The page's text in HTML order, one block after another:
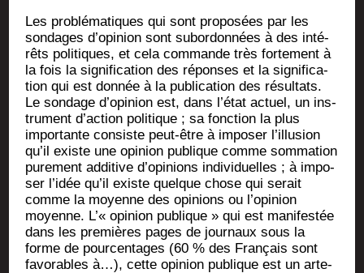
Les pro­blé­ma­tiques qui sont pro­po­sées par les
son­dages d’opinion sont subor­don­nées à des inté­
rêts poli­tiques, et cela com­mande très for­te­ment à
la fois la signi­fi­ca­tion des réponses et la signi­fi­ca­
tion qui est don­née à la publi­ca­tion des résul­tats.
Le son­dage d’opinion est, dans l’état actuel, un ins­
tru­ment d’action poli­tique ; sa fonc­tion la plus
impor­tante consiste peut-être à impo­ser l’illusion
qu’il existe une opi­nion publique comme som­ma­tion
pure­ment addi­tive d’opinions indi­vi­duelles ; à impo­
ser l’idée qu’il existe quelque chose qui serait
comme la moyenne des opi­nions ou l’opinion
moyenne. L’« opi­nion publique » qui est mani­fes­tée
dans les pre­mières pages de jour­naux sous la
forme de pour­cen­tages (60 % des Fran­çais sont
favo­rables à…), cette opi­nion publique est un arte­